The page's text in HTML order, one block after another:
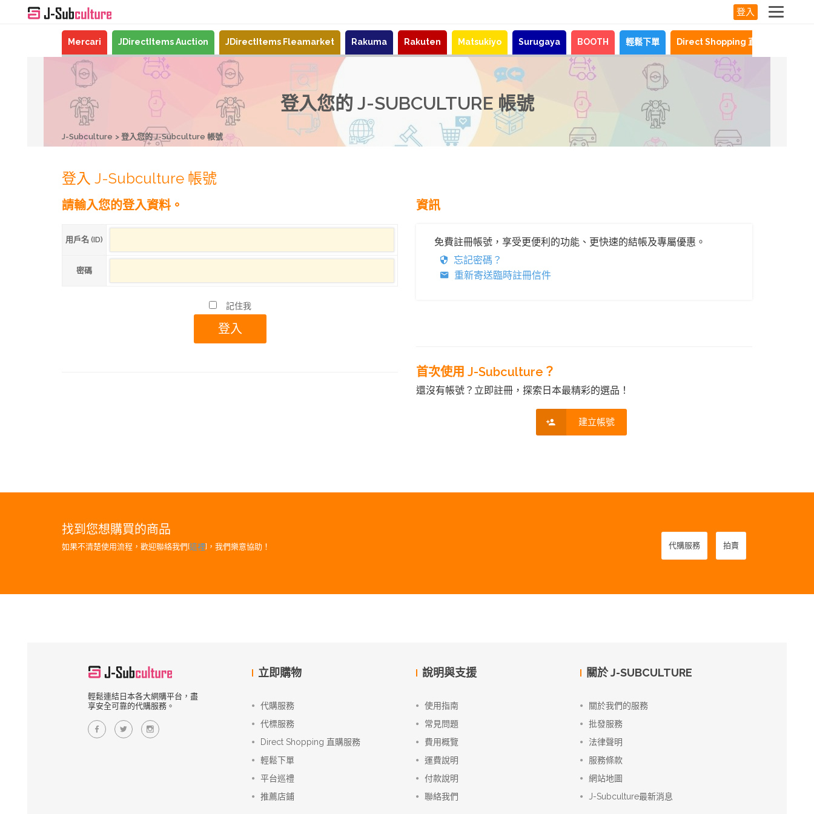
登入
Mercari JDirectItems Auction JDirectItems Fleamarket Rakuma Rakuten Matsukiyo Surugaya BOOTH 輕鬆下單 Direct Shopping 直購服務
登入您的 J-SUBCULTURE 帳號
J-Subculture 登入您的 J-Subculture 帳號
登入 J-Subculture 帳號
請輸入您的登入資料。
用戶名 (ID)
密碼
記住我
資訊
免費註冊帳號，享受更便利的功能、更快速的結帳及專屬優惠。
忘記密碼？
重新寄送臨時註冊信件
首次使用 J-Subculture？
還沒有帳號？立即註冊，探索日本最精彩的選品！
建立帳號
找到您想購買的商品
如果不清楚使用流程，歡迎聯絡我們[這裡]，我們樂意協助！ 代購服務 拍賣
輕鬆連結日本各大網購平台，盡
享安全可靠的代購服務。
立即購物
代購服務
代標服務
Direct Shopping 直購服務
輕鬆下單
平台巡禮
推薦店鋪
說明與支援
使用指南
常見問題
費用概覽
運費說明
付款說明
聯絡我們
關於 J-SUBCULTURE
關於我們的服務
批發服務
法律聲明
服務條款
網站地圖
J-Subculture最新消息